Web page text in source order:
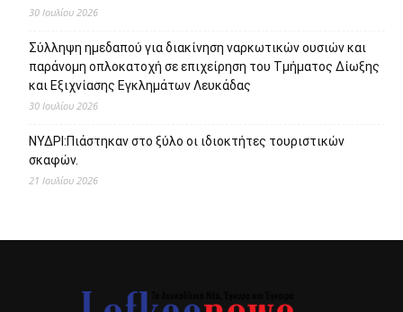
30 Ιουλίου 2026
Σύλληψη ημεδαπού για διακίνηση ναρκωτικών ουσιών και
παράνομη οπλοκατοχή σε επιχείρηση του Τμήματος Δίωξης
και Εξιχνίασης Εγκλημάτων Λευκάδας
30 Ιουλίου 2026
ΝΥΔΡΙ:Πιάστηκαν στο ξύλο οι ιδιοκτήτες τουριστικών
σκαφών.
21 Ιουλίου 2026